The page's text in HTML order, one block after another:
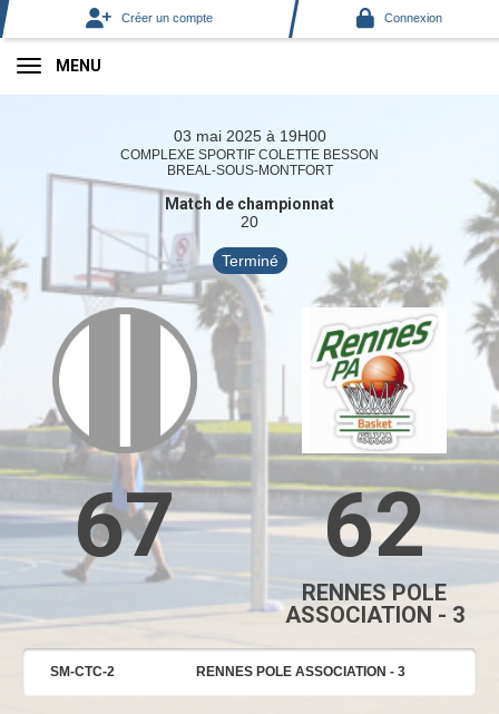
Créer un compte Connexion
MENU
03 mai 2025 à 19H00
COMPLEXE SPORTIF COLETTE BESSON
BREAL-SOUS-MONTFORT
Match de championnat
20
Terminé
67 62
RENNES POLE
ASSOCIATION - 3
SM-CTC-2 RENNES POLE ASSOCIATION - 3
Panneau de gestion des cookies